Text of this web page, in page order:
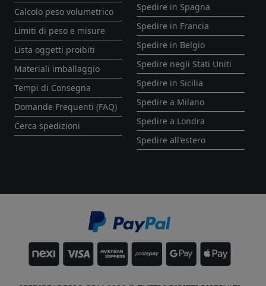
Calcolo peso volumetrico
Limiti di peso e misure
Lista oggetti proibiti
Materiali imballaggio
Tempi di Consegna
Domande Frequenti (FAQ)
Cerca spedizioni
Spedire in Spagna
Spedire in Francia
Spedire in Belgio
Spedire negli Stati Uniti
Spedire in Sicilia
Spedire a Milano
Spedire a Londra
Spedire all'estero